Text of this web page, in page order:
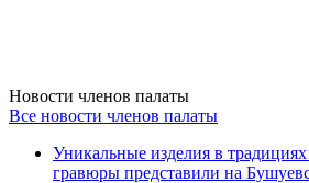
Новости членов палаты
Все новости членов палаты
Уникальные изделия в традициях
гравюры представили на